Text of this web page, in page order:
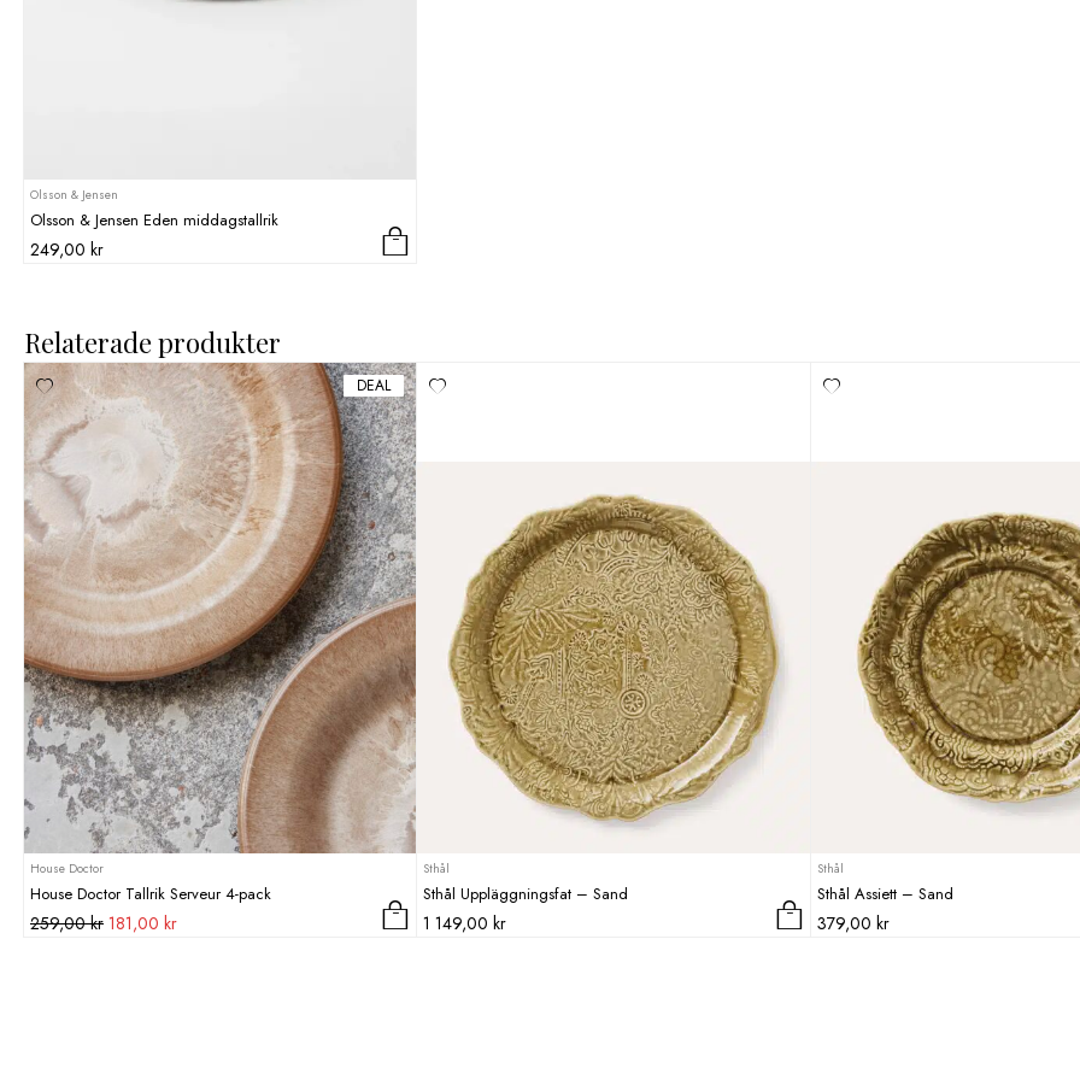
Olsson & Jensen
Olsson & Jensen Eden middagstallrik
249,00 kr
Relaterade produkter
DEAL
House Doctor
House Doctor Tallrik Serveur 4-pack
259,00kr Det
181,00 krDet
Sthål
Sthål Uppläggningsfat – Sand
1 149,00kr
Sthål
Sthål Assiett – Sand
379,00 kr